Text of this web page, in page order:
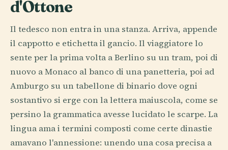
d'Ottone
Il tedesco non entra in una stanza. Arriva, appende
il cappotto e etichetta il gancio. Il viaggiatore lo
sente per la prima volta a Berlino su un tram, poi di
nuovo a Monaco al banco di una panetteria, poi ad
Amburgo su un tabellone di binario dove ogni
sostantivo si erge con la lettera maiuscola, come se
persino la grammatica avesse lucidato le scarpe. La
lingua ama i termini composti come certe dinastie
amavano l'annessione: unendo una cosa precisa a